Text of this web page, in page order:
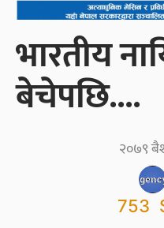
भारतीय
बेचेपछि....
२०७९
753